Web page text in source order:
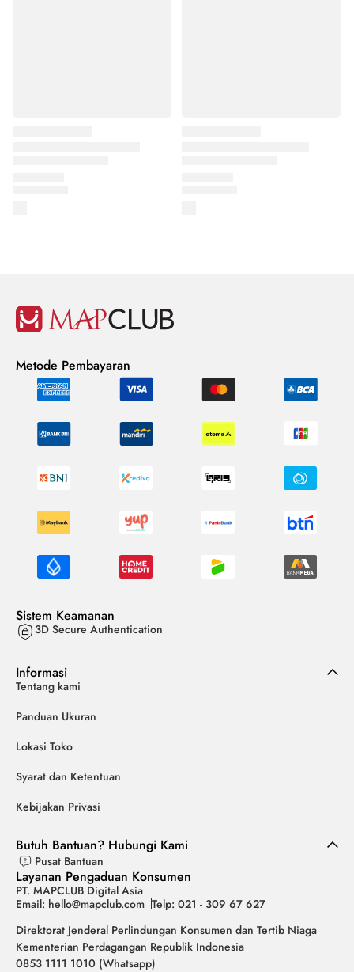
Metode Pembayaran
Sistem Keamanan
3D Secure Authentication
Informasi
Tentang kami
Panduan Ukuran
Lokasi Toko
Syarat dan Ketentuan
Kebijakan Privasi
Butuh Bantuan? Hubungi Kami
Pusat Bantuan
Layanan Pengaduan Konsumen
PT. MAPCLUB Digital Asia
Email: hello@mapclub.com Telp: 021 - 309 67 627
Direktorat Jenderal Perlindungan Konsumen dan Tertib Niaga
Kementerian Perdagangan Republik Indonesia
0853 1111 1010 (Whatsapp)